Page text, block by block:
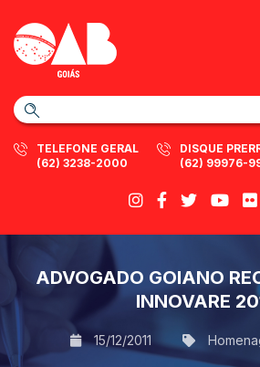
TELEFONE GERAL
(62) 3238-2000
DISQUE
(62) 99976-
ADVOGADO GOIANO
INNOVARE
15/12/2011